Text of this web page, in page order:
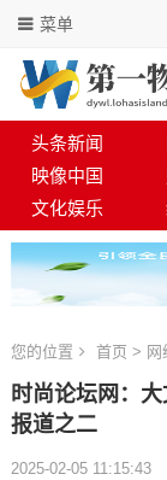
菜单
头条新闻
映像中国
文化娱乐
您的位置 首页 > 网
时尚论坛网：
报道之二
2025-02-05 11:15:43